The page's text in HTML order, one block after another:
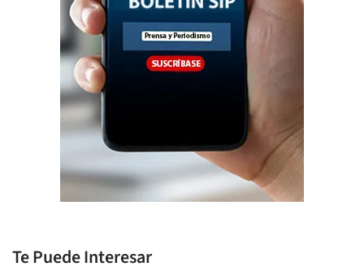
Te Puede Interesar